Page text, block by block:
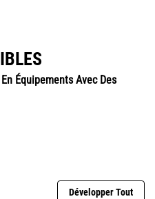
Équipements Avec Des
Développer Tout